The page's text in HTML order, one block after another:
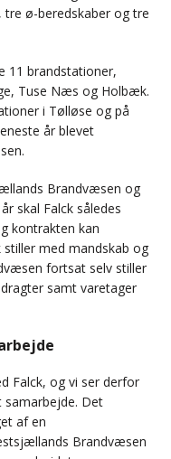
ø-beredskaber og tre
11 brandstationer,
Tuse Næs og Holbæk.
i Tølløse og på
år blevet
Brandvæsen og
skal Falck således
kontrakten kan
med mandskab og
fortsat selv stiller
samt varetager
Falck, og vi ser derfor
Det
af en
Brandvæsen